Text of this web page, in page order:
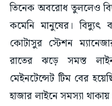
তিনেক অবরোধ তুললেও
কমেনি মানুষের। বিদ্যুৎ
কোটাসুর স্টেশন
রাতের ঝড়ে সমস্ত
মেইনটেন্সেট টিম বের
হাজার লাইনে সমস্যা